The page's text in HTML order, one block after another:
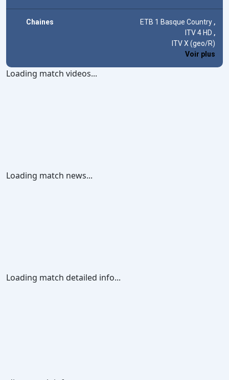
Chaines ETB 1 Basque Country ,
ITV 4 HD ,
ITV X (geo/R)
Voir plus
Loading match videos...
Loading match news...
Loading match detailed info...